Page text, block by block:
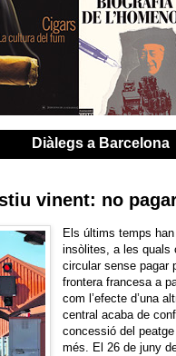
Diàlegs a Barcelona
vinent: no
Els últims temps
insòlites, a les quals
circular sense pagar
frontera francesa a
com l’efecte d’una
central acaba de
concessió del
més. El 26 de juny